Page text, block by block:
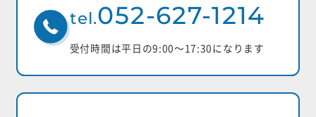
tel.052-627-1214
受付時間は平日の9:00〜17:30になります